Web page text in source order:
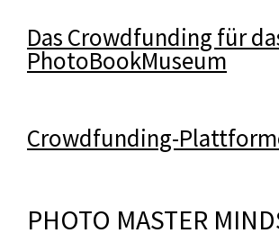
Das Crowdfunding für
PhotoBookMuseum
Crowdfunding-
PHOTO MASTER